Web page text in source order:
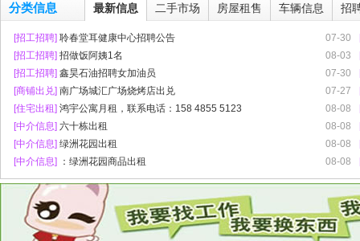
分类信息 最新信息 二手市场 房屋租售 车辆信息 招
07-30
[招工招聘] 聆春堂耳健康中心招聘公告
08-03
[招工招聘] 招做饭阿姨1名
07-30
[招工招聘] 鑫昊石油招聘女加油员
07-27
[商铺出兑] 南广场城汇广场烧烤店出兑
08-08
[住宅出租] 鸿宇公寓月租，联系电话：158 4855 5123
08-08
[中介信息] 六十栋出租
08-08
[中介信息] 绿洲花园出租
08-08
[中介信息] ：绿洲花园商品出租
虚位以待 虚位以待 虚位